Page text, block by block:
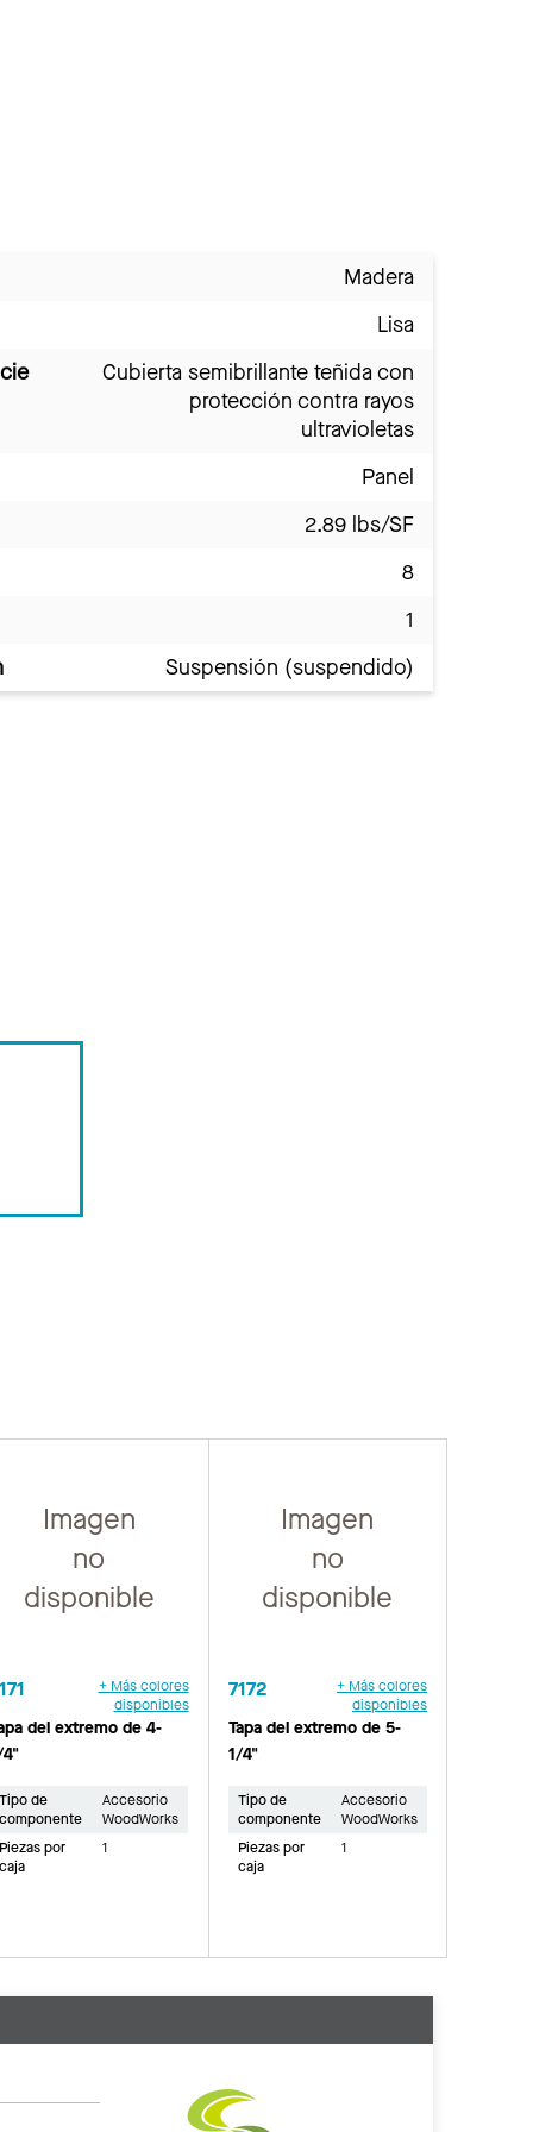
Madera
Lisa
Cubierta semibrillante teñida con
protección contra rayos
ultravioletas
Panel
2.89 lbs/SF
8
1
Suspensión (suspendido)
Imagen
no
disponible
+ Más colores
disponibles
del extremo de 4-
Tipo de
componente
Accesorio
WoodWorks
Piezas por
caja
1
Imagen
no
disponible
7172
+ Más colores
disponibles
Tapa del extremo de 5-
1/4"
Tipo de
componente
Accesorio
WoodWorks
Piezas por
caja
1